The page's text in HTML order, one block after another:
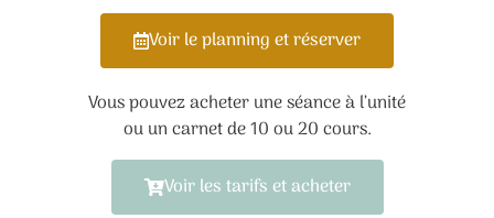
Voir le planning et réserver
Vous pouvez acheter une séance à l’unité
ou un carnet de 10 ou 20 cours.
Voir les tarifs et acheter